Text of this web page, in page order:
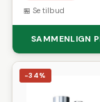
Se tilbud
SAMMENLIGN
-34%